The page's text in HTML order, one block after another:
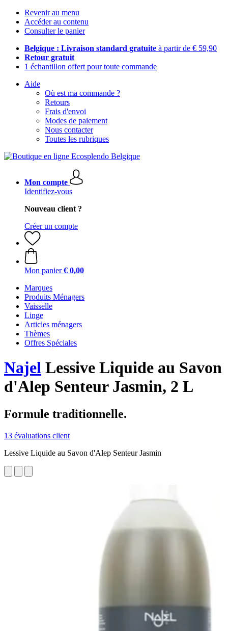
Revenir au menu
Accéder au contenu
Consulter le panier
Belgique : Livraison standard gratuite à partir de € 59,90
Retour gratuit
1 échantillon offert pour toute commande
Aide
Où est ma commande ?
Retours
Frais d'envoi
Modes de paiement
Nous contacter
Toutes les rubriques
Mon compte
Identifiez-vous
Nouveau client ?
Créer un compte
Mon panier € 0,00
Marques
Produits Ménagers
Vaisselle
Linge
Articles ménagers
Thèmes
Offres Spéciales
Najel Lessive Liquide au Savon
d'Alep Senteur Jasmin, 2 L
Formule traditionnelle.
13 évaluations client
Lessive Liquide au Savon d'Alep Senteur Jasmin